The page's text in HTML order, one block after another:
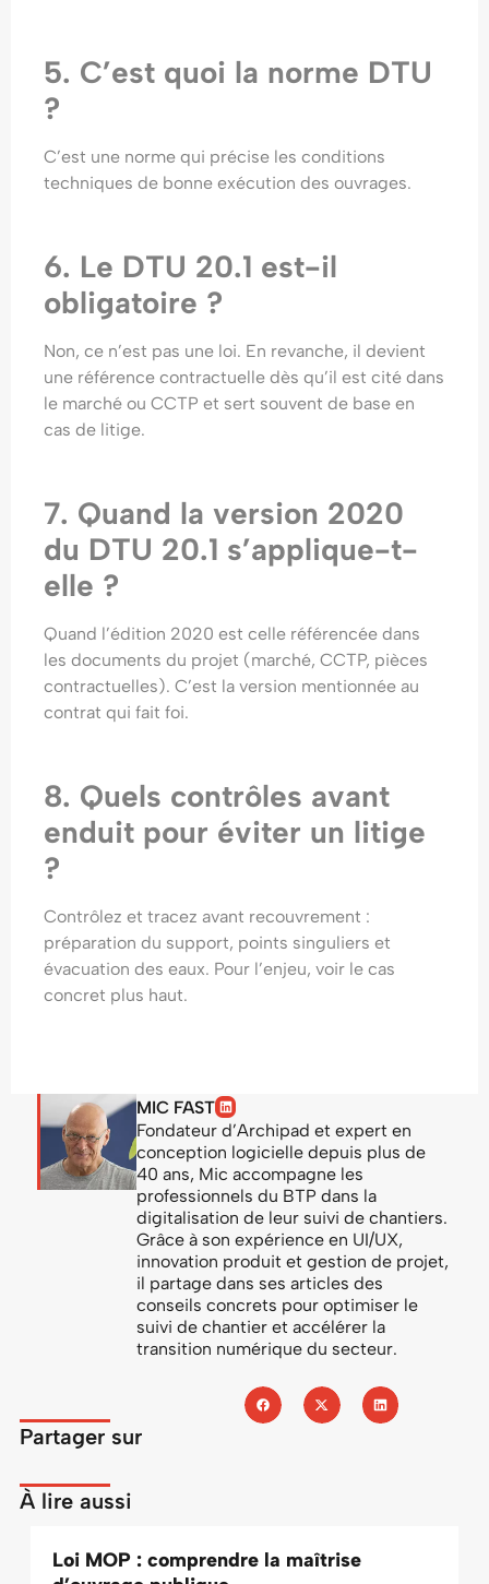
5. C’est quoi la norme DTU
?
C’est une norme qui précise les conditions
techniques de bonne exécution des ouvrages.
6. Le DTU 20.1 est-il
obligatoire ?
Non, ce n’est pas une loi. En revanche, il devient
une référence contractuelle dès qu’il est cité dans
le marché ou CCTP et sert souvent de base en
cas de litige.
7. Quand la version 2020
du DTU 20.1 s’applique-t-
elle ?
Quand l’édition 2020 est celle référencée dans
les documents du projet (marché, CCTP, pièces
contractuelles). C’est la version mentionnée au
contrat qui fait foi.
8. Quels contrôles avant
enduit pour éviter un litige
?
Contrôlez et tracez avant recouvrement :
préparation du support, points singuliers et
évacuation des eaux. Pour l’enjeu, voir le cas
concret plus haut.
MIC FAST
Fondateur d’Archipad et expert en
conception logicielle depuis plus de
40 ans, Mic accompagne les
professionnels du BTP dans la
digitalisation de leur suivi de chantiers.
Grâce à son expérience en UI/UX,
innovation produit et gestion de projet,
il partage dans ses articles des
conseils concrets pour optimiser le
suivi de chantier et accélérer la
transition numérique du secteur.
Partager sur
À lire aussi
Loi MOP : comprendre la maîtrise